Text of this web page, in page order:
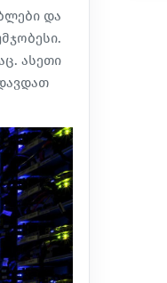
და
ასეთი